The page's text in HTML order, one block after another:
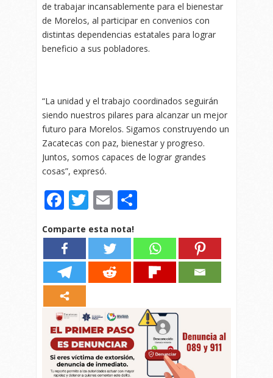
de trabajar incansablemente para el bienestar
de Morelos, al participar en convenios con
distintas dependencias estatales para lograr
beneficio a sus pobladores.
“La unidad y el trabajo coordinados seguirán
siendo nuestros pilares para alcanzar un mejor
futuro para Morelos. Sigamos construyendo un
Zacatecas con paz, bienestar y progreso.
Juntos, somos capaces de lograr grandes
cosas”, expresó.
Facebook
Twitter
Email
Comparte esta nota!